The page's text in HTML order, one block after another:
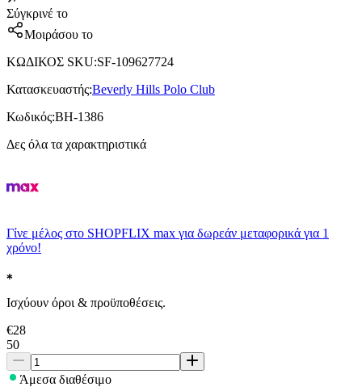
Σύγκρινέ το
Μοιράσου το
ΚΩΔΙΚΟΣ SKU:SF-109627724
Κατασκευαστής:Beverly Hills Polo Club
Κωδικός:BH-1386
Δες όλα τα χαρακτηριστικά
Γίνε μέλος στο SHOPFLIX max για δωρεάν μεταφορικά για 1
χρόνο!
Ισχύουν όροι & προϋποθέσεις.
€28
50
Άμεσα διαθέσιμο